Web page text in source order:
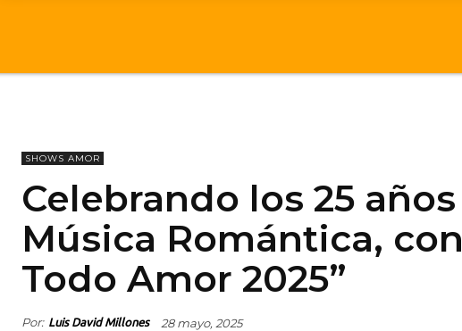
SHOWS AMOR
Celebrando los 25
Música Romántica,
Todo Amor 2025”
Por: Luis David Millones 28 mayo, 2025